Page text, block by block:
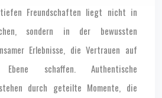
Freundschaften liegt nicht in
sondern in der bewussten
Erlebnisse, die Vertrauen auf
Ebene schaffen. Authentische
durch geteilte Momente, die